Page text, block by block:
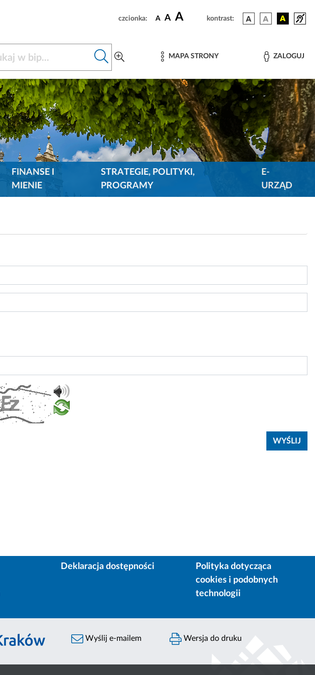
czcionka: A A A kontrast:
MAPA STRONY ZALOGUJ
FINANSE I
MIENIE
STRATEGIE, POLITYKI,
PROGRAMY
E-
URZĄD
Deklaracja dostępności
Polityka dotycząca
cookies i podobnych
technologii
Wyślij e-mailem Wersja do druku